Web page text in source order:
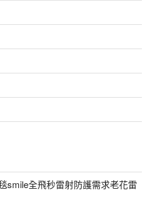
smile全飛秒雷射防護需求老花雷